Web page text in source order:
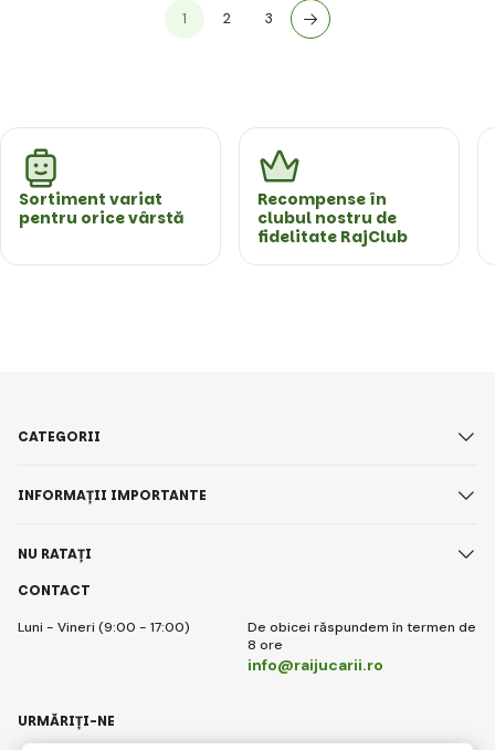
1 2 3
Sortiment variat
pentru orice vârstă
Recompense în
clubul nostru de
fidelitate RajClub
CONTACT
Luni - Vineri (9:00 - 17:00)
De obicei răspundem în termen de
8 ore
info@raijucarii.ro
CATEGORII
INFORMAȚII IMPORTANTE
NU RATAȚI
URMĂRIȚI-NE